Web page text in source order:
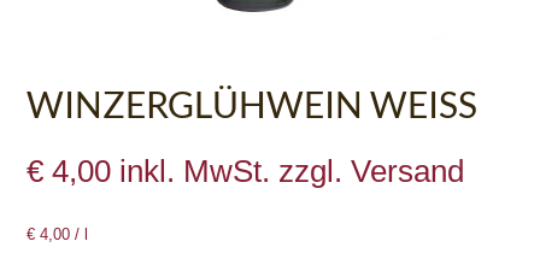
WINZERGLÜHWEIN WEISS
€ 4,00 inkl. MwSt. zzgl. Versand
€ 4,00 /